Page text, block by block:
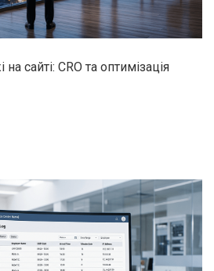
сайті: CRO та оптимізація